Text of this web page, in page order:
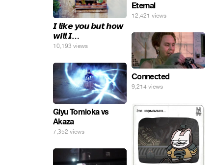
Eternal
12,421 views
𝙄 𝙡𝙞𝙠𝙚 𝙮𝙤𝙪 𝙗𝙪𝙩 𝙝𝙤𝙬
𝙬𝙞𝙡𝙡 𝙄…
10,193 views
Connected
9,214 views
Giyu Tomioka vs
Akaza
7,352 views